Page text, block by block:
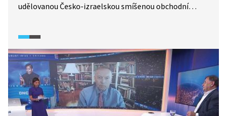
udělovanou Česko-izraelskou smíšenou obchodní
osud?